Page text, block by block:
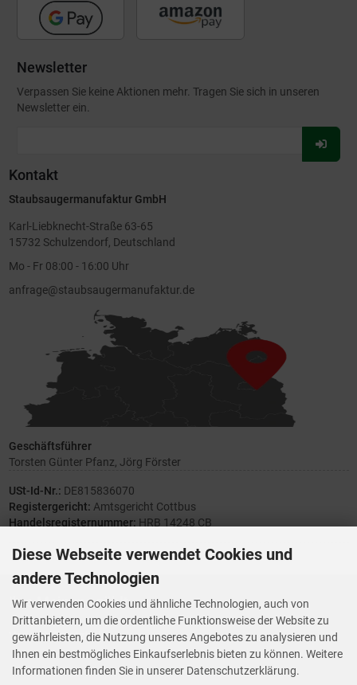
Newsletter
Verpassen Sie keine Aktionen mehr. Tragen Sie sich in unseren
Newsletter ein.
Für
Kontakt
Staubsaugermanufaktur GmbH
Karl-Liebknecht-Straße 63-65
15732 Schulzendorf, Deutschland
Mo - Fr 08:00 - 16:00 Uhr
anfrage@staubsaugermanufaktur.de
Geschäftsführer
Torsten Günter Pfanz, Jörg Förster
USt-Id-Nr.: DE815836070
Registergericht: Amtsgericht Cottbus
Handelsregisternummer: HRB 14248 CB
Ihre Meinung zählt
Vorwerk Ersatzteile
Wenn Ihnen der Service der StaubsaugerManufaktur gefallen hat,
bewerten Sie uns bitte bei Trustedshops.de
Diese Webseite verwendet Cookies und
andere Technologien
Wir verwenden Cookies und ähnliche Technologien, auch von
Drittanbietern, um die ordentliche Funktionsweise der Website zu
gewährleisten, die Nutzung unseres Angebotes zu analysieren und
Ihnen ein bestmögliches Einkaufserlebnis bieten zu können. Weitere
Informationen finden Sie in unserer Datenschutzerklärung.